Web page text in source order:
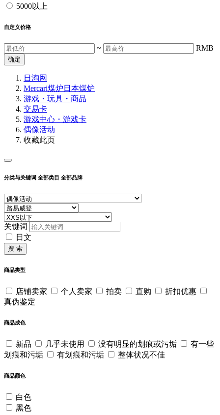
5000以上
自定义价格
~ RMB
确定
日淘网
Mercari煤炉 日本煤炉
游戏・玩具・商品
交易卡
游戏中心・游戏卡
偶像活动
收藏此页
分类与关键词 全部类目 全部品牌
关键词
日文
搜 索
商品类型
店铺卖家 个人卖家 拍卖 直购
折扣优惠
真伪鉴定
商品成色
新品 几乎未使用 没有明显的划痕或污垢
有一些
划痕和污垢
有划痕和污垢 整体状况不佳
商品颜色
白色
黑色